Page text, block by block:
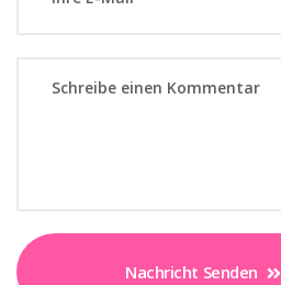
Nachricht Senden